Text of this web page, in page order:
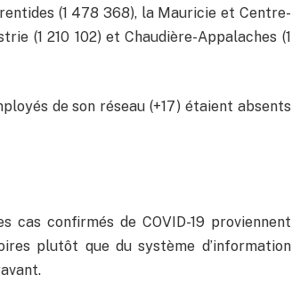
(1 478 368), la Mauricie et Centre-
(1 210 102) et Chaudière-Appalaches (1
de son réseau (+17) étaient absents
confirmés de COVID-19 proviennent
plutôt que du système d’information